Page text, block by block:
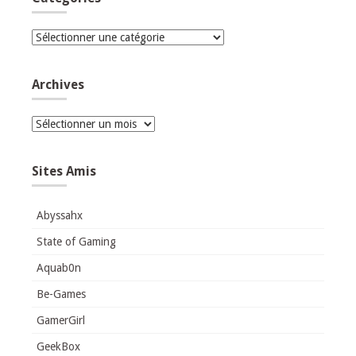
Catégories
Archives
Archives
Sites Amis
Abyssahx
State of Gaming
Aquab0n
Be-Games
GamerGirl
GeekBox